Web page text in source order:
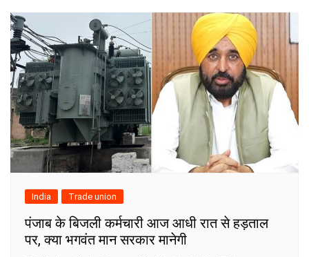
India Trade union
पंजाब के बिजली कर्मचारी आज आधी रात से हड़ताल
पर, क्या भगवंत मान सरकार मानेगी